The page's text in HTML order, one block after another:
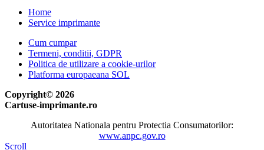
Home
Service imprimante
Cum cumpar
Termeni, conditii, GDPR
Politica de utilizare a cookie-urilor
Platforma europaeana SOL
Copyright© 2026
Cartuse-imprimante.ro
Autoritatea Nationala pentru Protectia Consumatorilor:
www.anpc.gov.ro
Scroll